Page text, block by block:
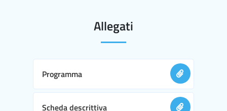
Allegati
Programma
Scheda descrittiva